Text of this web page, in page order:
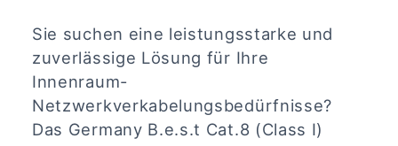
Sie suchen eine leistungsstarke und
zuverlässige Lösung für Ihre
Innenraum-
Netzwerkverkabelungsbedürfnisse?
Das Germany B.e.s.t Cat.8 (Class I)